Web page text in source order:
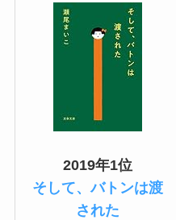
2019年1位
そして、バトンは渡
された